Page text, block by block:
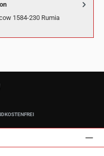
1584-230 Rumia